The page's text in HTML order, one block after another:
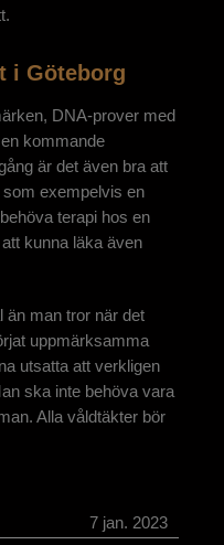
i Göteborg
DNA-prover med
kommande
är det även bra att
exempelvis en
terapi hos en
kunna läka även
än man tror när det
uppmärksamma
utsatta att verkligen
ska inte behöva vara
Alla våldtäkter bör
7 jan. 2023